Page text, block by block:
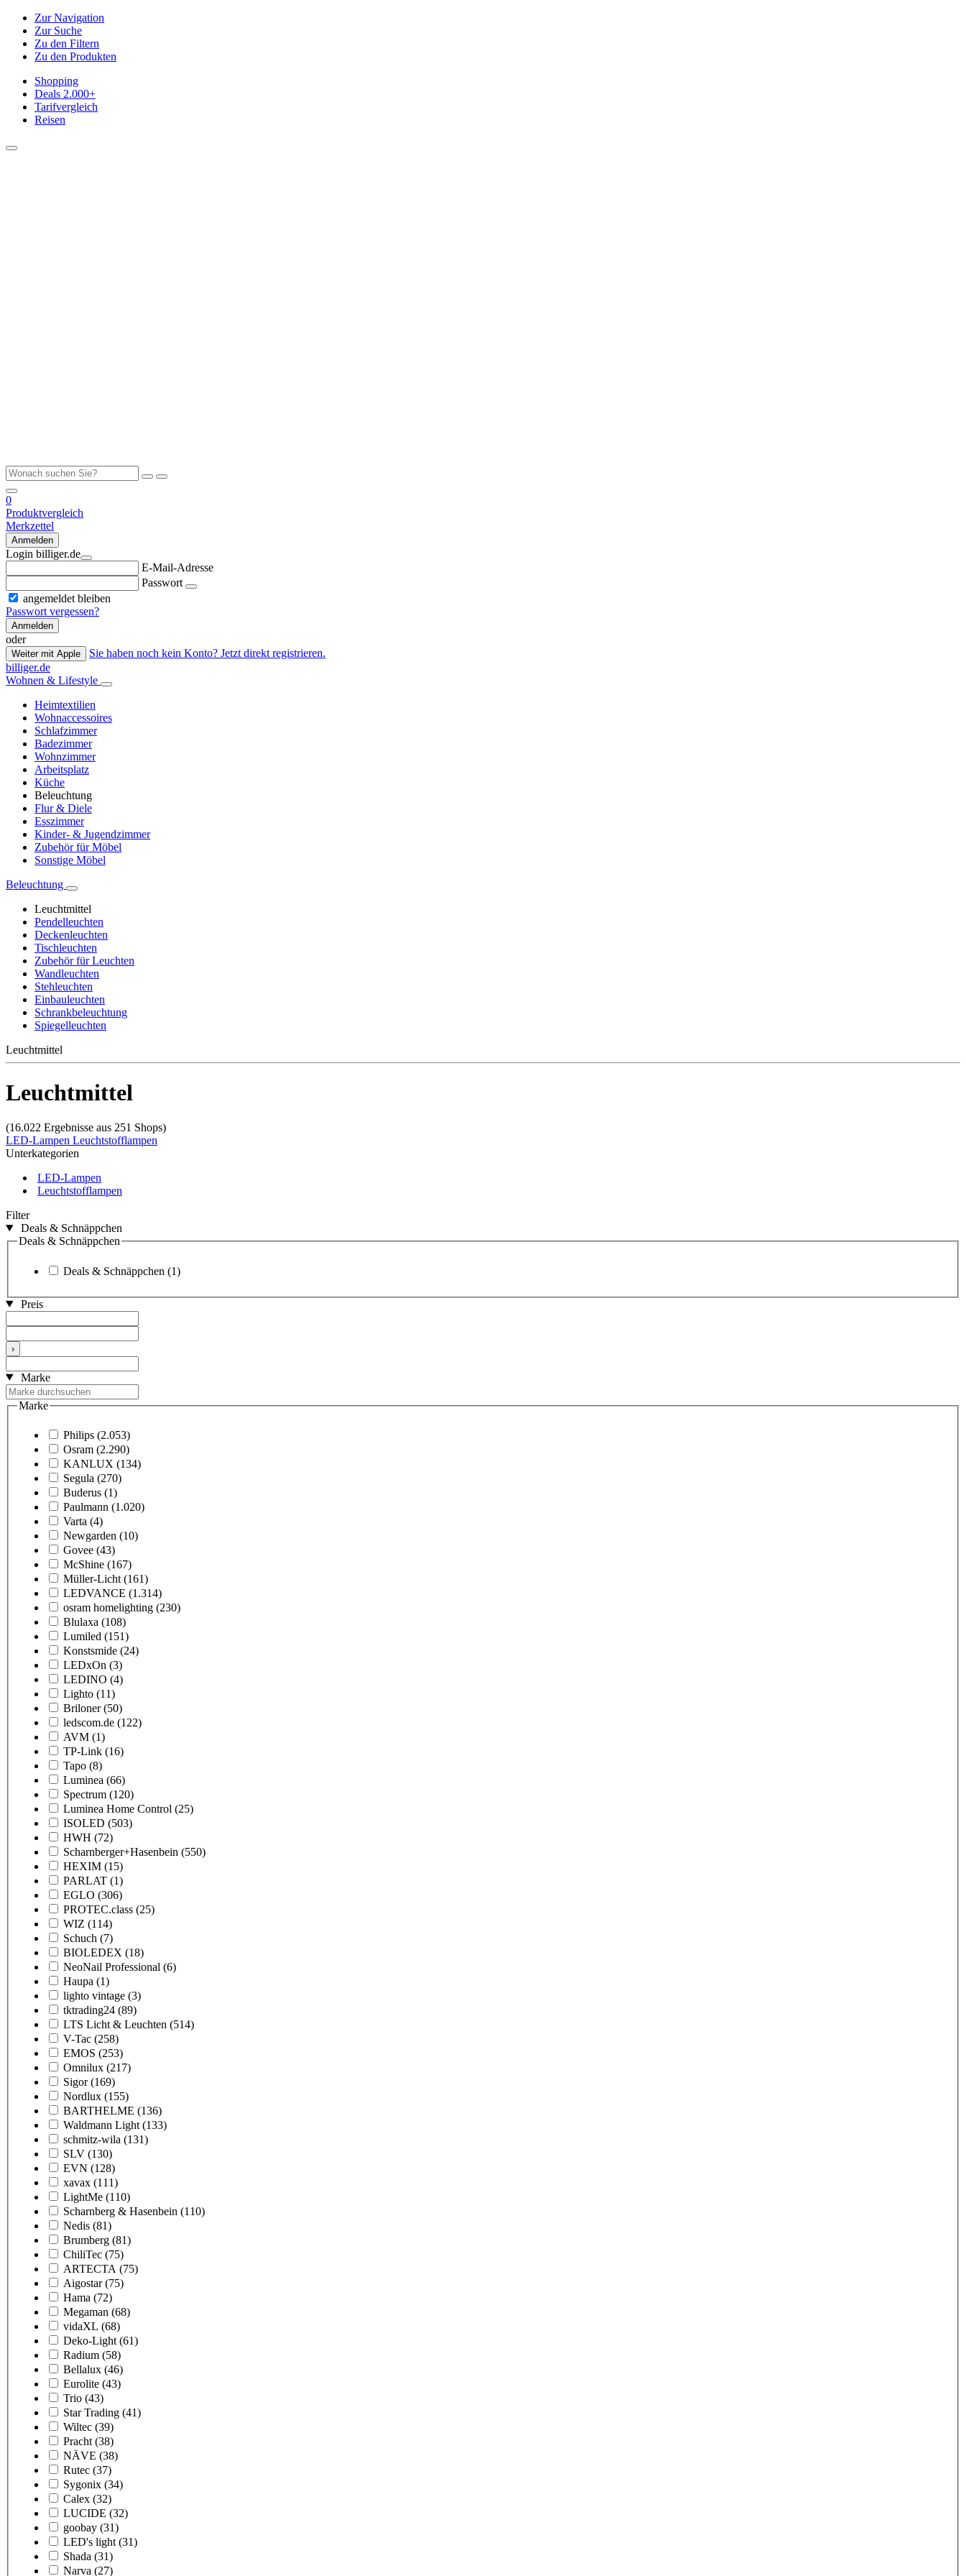
Zur Navigation
Zur Suche
Zu den Filtern
Zu den Produkten
Shopping
Deals 2.000+
Tarifvergleich
Reisen
0
Produktvergleich
Merkzettel
Anmelden
Login billiger.de
E-Mail-Adresse
Passwort
angemeldet bleiben
Passwort vergessen?
Anmelden
oder
Weiter mit Apple
Sie haben noch kein Konto? Jetzt direkt registrieren.
billiger.de
Wohnen & Lifestyle
Heimtextilien
Wohnaccessoires
Schlafzimmer
Badezimmer
Wohnzimmer
Arbeitsplatz
Küche
Beleuchtung
Flur & Diele
Esszimmer
Kinder- & Jugendzimmer
Zubehör für Möbel
Sonstige Möbel
Beleuchtung
Leuchtmittel
Pendelleuchten
Deckenleuchten
Tischleuchten
Zubehör für Leuchten
Wandleuchten
Stehleuchten
Einbauleuchten
Schrankbeleuchtung
Spiegelleuchten
Leuchtmittel
Leuchtmittel
(16.022 Ergebnisse aus 251 Shops)
LED-Lampen Leuchtstofflampen
Unterkategorien
LED-Lampen
Leuchtstofflampen
Filter
Deals & Schnäppchen
Deals & Schnäppchen
Deals & Schnäppchen (1)
Preis
›
Marke
Marke
Philips (2.053)
Osram (2.290)
KANLUX (134)
Segula (270)
Buderus (1)
Paulmann (1.020)
Varta (4)
Newgarden (10)
Govee (43)
McShine (167)
Müller-Licht (161)
LEDVANCE (1.314)
osram homelighting (230)
Blulaxa (108)
Lumiled (151)
Konstsmide (24)
LEDxOn (3)
LEDINO (4)
Lighto (11)
Briloner (50)
ledscom.de (122)
AVM (1)
TP-Link (16)
Tapo (8)
Luminea (66)
Spectrum (120)
Luminea Home Control (25)
ISOLED (503)
HWH (72)
Scharnberger+Hasenbein (550)
HEXIM (15)
PARLAT (1)
EGLO (306)
PROTEC.class (25)
WIZ (114)
Schuch (7)
BIOLEDEX (18)
NeoNail Professional (6)
Haupa (1)
lighto vintage (3)
tktrading24 (89)
LTS Licht & Leuchten (514)
V-Tac (258)
EMOS (253)
Omnilux (217)
Sigor (169)
Nordlux (155)
BARTHELME (136)
Waldmann Light (133)
schmitz-wila (131)
SLV (130)
EVN (128)
xavax (111)
LightMe (110)
Scharnberg & Hasenbein (110)
Nedis (81)
Brumberg (81)
ChiliTec (75)
ARTECTA (75)
Aigostar (75)
Hama (72)
Megaman (68)
vidaXL (68)
Deko-Light (61)
Radium (58)
Bellalux (46)
Eurolite (43)
Trio (43)
Star Trading (41)
Wiltec (39)
Pracht (38)
NÄVE (38)
Rutec (37)
Sygonix (34)
Calex (32)
LUCIDE (32)
goobay (31)
LED's light (31)
Shada (31)
Narva (27)